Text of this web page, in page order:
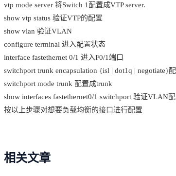
vtp mode server 将Switch 1配置成VTP server.
show vtp status 验证VTP的配置
show vlan 验证VLAN
configure terminal 进入配置状态
interface fastethernet 0/1 进入F0/1端口
switchport trunk encapsulation {isl | dot1q | negotiate}
switchport mode trunk 配置成trunk
show interfaces fastethernet0/1 switchport 验证VLAN
按以上步骤对想要负载均衡的接口进行配置
相关文章